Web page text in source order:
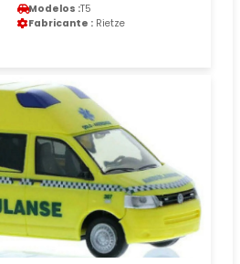
Modelos :T5
Fabricante : Rietze